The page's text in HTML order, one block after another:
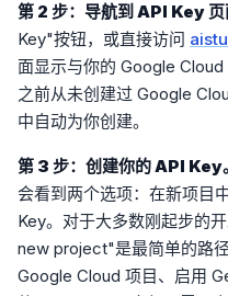
第 2 步：导航到 API Key 页
Key"按钮，或直接访问
面显示与你的 Google
之前从未创建过 Google
中自动为你创建。
第 3 步：创建你的 API Key。
会看到两个选项：在新项目
Key。对于大多数刚起步的
new project"是最简单的路
Google Cloud 项目、启用